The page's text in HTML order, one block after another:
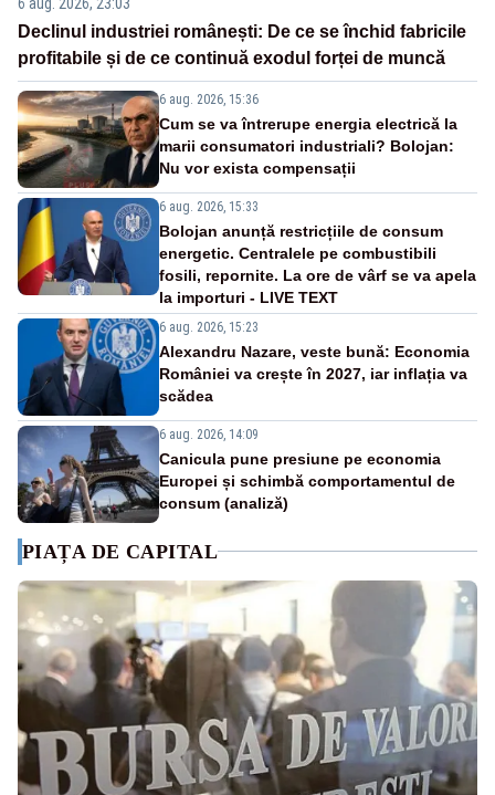
Declinul industriei românești: De ce se închid fabricile
profitabile și de ce continuă exodul forței de muncă
6 aug. 2026, 15:36
Cum se va întrerupe energia electrică la
marii consumatori industriali? Bolojan:
Nu vor exista compensații
6 aug. 2026, 15:33
Bolojan anunță restricțiile de consum
energetic. Centralele pe combustibili
fosili, repornite. La ore de vârf se va apela
la importuri - LIVE TEXT
6 aug. 2026, 15:23
Alexandru Nazare, veste bună: Economia
României va crește în 2027, iar inflația va
scădea
6 aug. 2026, 14:09
Canicula pune presiune pe economia
Europei și schimbă comportamentul de
consum (analiză)
PIAȚA DE CAPITAL